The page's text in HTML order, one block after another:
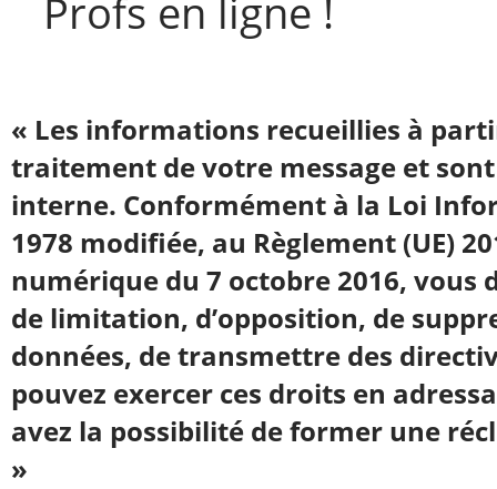
Profs en ligne !
« Les informations recueillies à
traitement de votre message et
interne. Conformément à la Loi
1978 modifiée, au Règlement (UE)
numérique du 7 octobre 2016, vous
de limitation, d’opposition, de
données, de transmettre des
pouvez exercer ces droits en
avez la possibilité de former une
»